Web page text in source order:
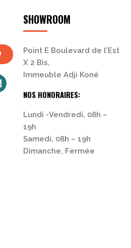
SHOWROOM
Point E Boulevard de l’Est
X 2 Bis,
Immeuble Adji Koné
NOS HONORAIRES:
Lundi -Vendredi, 08h –
19h
Samedi, 08h – 19h
Dimanche, Fermée